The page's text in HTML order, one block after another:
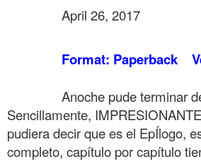
April 26, 2017
Format: Paperback
Anoche pude terminar
Sencillamente,
pudiera decir que es el EpÍlogo,
completo, capítulo por capítulo